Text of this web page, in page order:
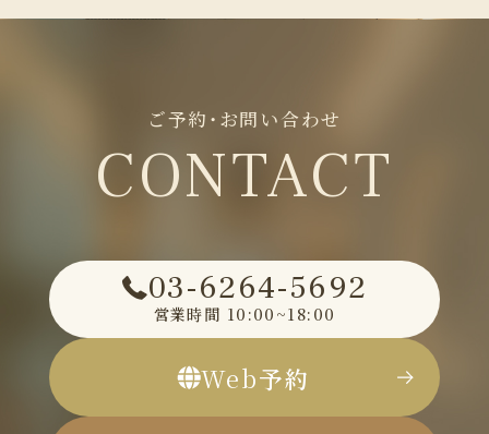
ご予約・お問い合わせ
CONTACT
03-6264-5692
営業時間 10:00~18:00
Web予約